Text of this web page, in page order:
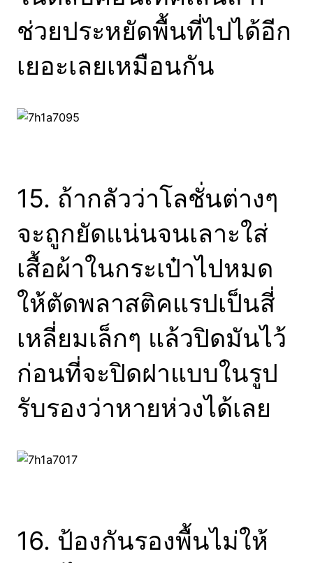
ช่วยประหยัดพื้นที่ไปได้อีก
เยอะเลยเหมือนกัน
15. ถ้ากลัวว่าโลชั่นต่างๆ
จะถูกยัดแน่นจนเลาะใส่
เสื้อผ้าในกระเป๋าไปหมด
ให้ตัดพลาสติคแรปเป็นสี่
เหลี่ยมเล็กๆ แล้วปิดมันไว้
ก่อนที่จะปิดฝาแบบในรูป
รับรองว่าหายห่วงได้เลย
16. ป้องกันรองพื้นไม่ให้